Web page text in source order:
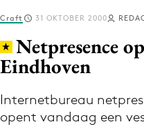
Log in
Volg het laatste
Craft 31 OKTOBER 2000
Netpresence
Eindhoven
Internetbureau
opent vandaag een